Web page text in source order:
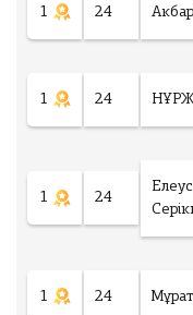
1 24
1 24
1 24
1 24